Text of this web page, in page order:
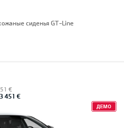
сиденья GT-Line
€
451 €
ДЕМО